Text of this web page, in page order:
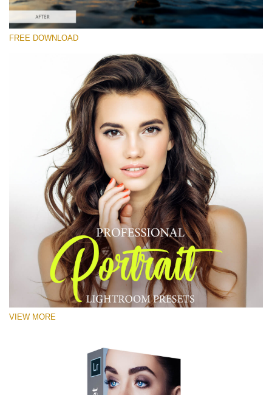
Darmowe Pobieranie
Preset's group:
ON1 Presets Free
Recommended Photos:
Lifestyle, wedding, children, portrait, street, couple, still life
fashion, travel
FREE DOWNLOAD
VIEW MORE